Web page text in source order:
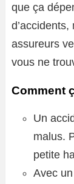
que ça
d’accidents,
assureurs
vous ne
Comment
Un
malus.
petite
Avec